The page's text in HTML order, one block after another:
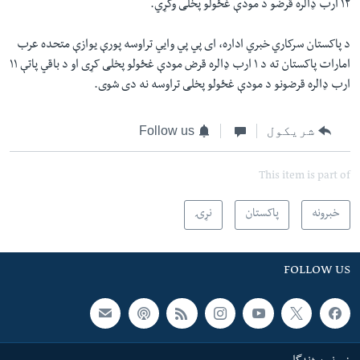
۱۲ ارب ډالره قرضو د مودې غځولو پخلی وکړي.
د پاکستان سرکاري خبري اداره، ای پي پي وايي تراوسه پورې یوازې متحده عرب
امارات پاکستان ته د ۱ ارب ډالره قرض مودې غځولو پخلی کړی او د باقي پاتې ۱۱
ارب ډالره قرضونو د مودې غځولو پخلی تراوسه نه دی شوی.
شریکول Follow us
This item is part of
خبرونه پاکستان نړۍ
FOLLOW US